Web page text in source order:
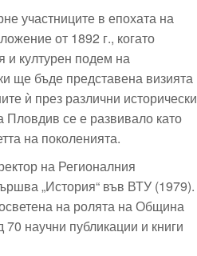
участниците в епохата на
от 1892 г., когато
и културен подем на
ще бъде представена визията
ѝ през различни исторически
Пловдив се е развивало като
на поколенията.
на Регионалния
„История“ във ВТУ (1979).
на ролята на Община
научни публикации и книги